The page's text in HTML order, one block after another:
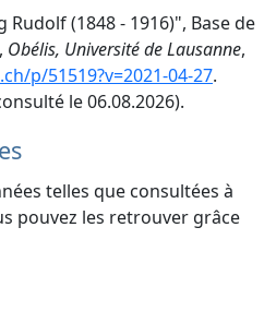
Rudolf (1848 - 1916)", Base de
Obélis, Université de Lausanne,
p/51519?v=2021-04-27.
le 06.08.2026).
telles que consultées à
pouvez les retrouver grâce